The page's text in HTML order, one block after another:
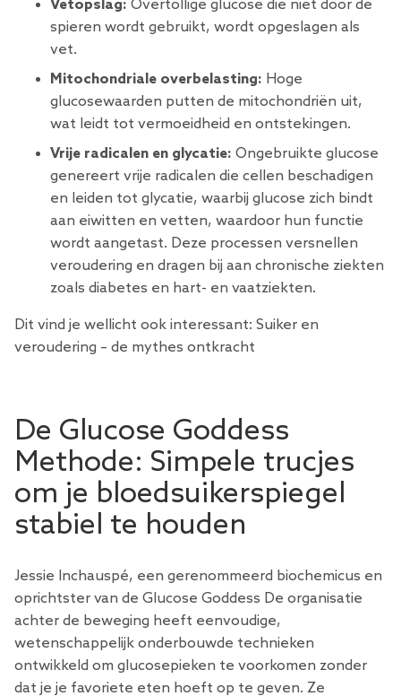
Vetopslag: Overtollige glucose die niet door de
spieren wordt gebruikt, wordt opgeslagen als
vet.
Mitochondriale overbelasting: Hoge
glucosewaarden putten de mitochondriën uit,
wat leidt tot vermoeidheid en ontstekingen.
Vrije radicalen en glycatie: Ongebruikte glucose
genereert vrije radicalen die cellen beschadigen
en leiden tot glycatie, waarbij glucose zich bindt
aan eiwitten en vetten, waardoor hun functie
wordt aangetast. Deze processen versnellen
veroudering en dragen bij aan chronische ziekten
zoals diabetes en hart- en vaatziekten.
Dit vind je wellicht ook interessant: Suiker en
veroudering – de mythes ontkracht
De Glucose Goddess
Methode: Simpele trucjes
om je bloedsuikerspiegel
stabiel te houden
Jessie Inchauspé, een gerenommeerd biochemicus en
oprichtster van de Glucose Goddess De organisatie
achter de beweging heeft eenvoudige,
wetenschappelijk onderbouwde technieken
ontwikkeld om glucosepieken te voorkomen zonder
dat je je favoriete eten hoeft op te geven. Ze